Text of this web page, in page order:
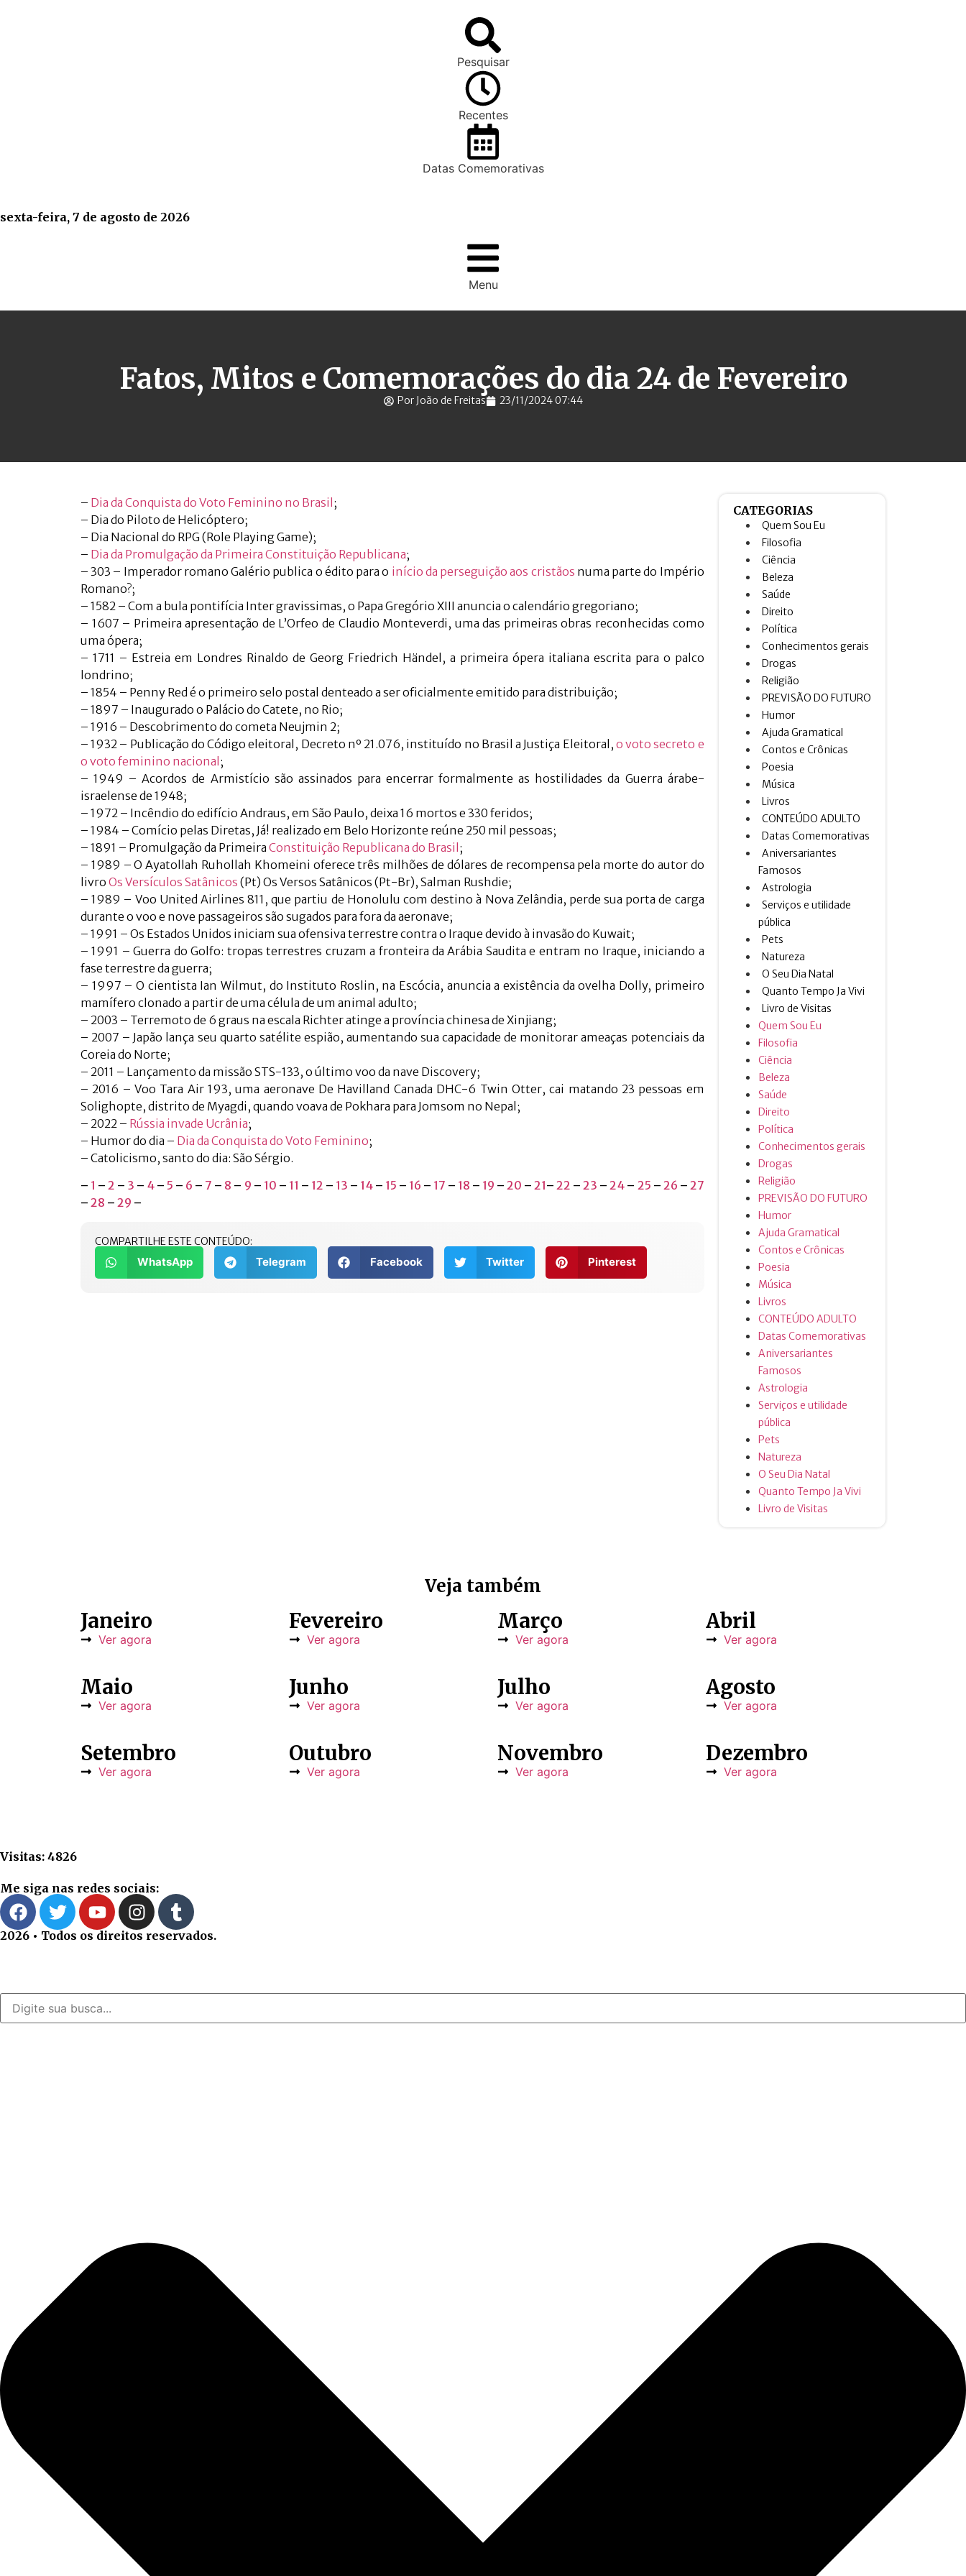
Pesquisar
Recentes
Datas Comemorativas
sexta-feira, 7 de agosto de 2026
Menu
Fatos, Mitos e Comemorações do dia 24 de Fevereiro
Por João de Freitas 23/11/2024 07:44
– Dia da Conquista do Voto Feminino no Brasil ;
– Dia do Piloto de Helicóptero;
– Dia Nacional do RPG (Role Playing Game);
– Dia da Promulgação da Primeira Constituição Republicana;
– 303 – Imperador romano Galério publica o édito para o início da perseguição aos cristãos numa parte do Império
Romano?;
– 1582 – Com a bula pontifícia Inter gravissimas, o Papa Gregório XIII anuncia o calendário gregoriano;
– 1607 – Primeira apresentação de L’Orfeo de Claudio Monteverdi, uma das primeiras obras reconhecidas como
uma ópera;
– 1711 – Estreia em Londres Rinaldo de Georg Friedrich Händel, a primeira ópera italiana escrita para o palco
londrino;
– 1854 – Penny Red é o primeiro selo postal denteado a ser oficialmente emitido para distribuição;
– 1897 – Inaugurado o Palácio do Catete, no Rio;
– 1916 – Descobrimento do cometa Neujmin 2;
– 1932 – Publicação do Código eleitoral, Decreto nº 21.076, instituído no Brasil a Justiça Eleitoral, o voto secreto e
o voto feminino nacional ;
– 1949 – Acordos de Armistício são assinados para encerrar formalmente as hostilidades da Guerra árabe-
israelense de 1948;
– 1972 – Incêndio do edifício Andraus, em São Paulo, deixa 16 mortos e 330 feridos;
– 1984 – Comício pelas Diretas, Já! realizado em Belo Horizonte reúne 250 mil pessoas;
– 1891 – Promulgação da Primeira Constituição Republicana do Brasil ;
– 1989 – O Ayatollah Ruhollah Khomeini oferece três milhões de dólares de recompensa pela morte do autor do
livro Os Versículos Satânicos (Pt) Os Versos Satânicos (Pt-Br), Salman Rushdie;
– 1989 – Voo United Airlines 811, que partiu de Honolulu com destino à Nova Zelândia, perde sua porta de carga
durante o voo e nove passageiros são sugados para fora da aeronave;
– 1991 – Os Estados Unidos iniciam sua ofensiva terrestre contra o Iraque devido à invasão do Kuwait;
– 1991 – Guerra do Golfo: tropas terrestres cruzam a fronteira da Arábia Saudita e entram no Iraque, iniciando a
fase terrestre da guerra;
– 1997 – O cientista Ian Wilmut, do Instituto Roslin, na Escócia, anuncia a existência da ovelha Dolly, primeiro
mamífero clonado a partir de uma célula de um animal adulto;
– 2003 – Terremoto de 6 graus na escala Richter atinge a província chinesa de Xinjiang;
– 2007 – Japão lança seu quarto satélite espião, aumentando sua capacidade de monitorar ameaças potenciais da
Coreia do Norte;
– 2011 – Lançamento da missão STS-133, o último voo da nave Discovery;
– 2016 – Voo Tara Air 193, uma aeronave De Havilland Canada DHC-6 Twin Otter, cai matando 23 pessoas em
Solighopte, distrito de Myagdi, quando voava de Pokhara para Jomsom no Nepal;
– 2022 – Rússia invade Ucrânia;
– Humor do dia – Dia da Conquista do Voto Feminino;
– Catolicismo, santo do dia: São Sérgio.
– 1 –2 – 3 – 4 – 5 – 6 – 7 – 8 – 9 – 10 – 11 – 12 – 13 – 14– 15 – 16 – 17 – 18 – 19 –20 –21–22 –23 –24 – 25 – 26 – 27
– 28 – 29 –
COMPARTILHE ESTE CONTEÚDO:
WhatsApp Telegram Facebook Twitter Pinterest
CATEGORIAS
Quem Sou Eu
Filosofia
Ciência
Beleza
Saúde
Direito
Política
Conhecimentos gerais
Drogas
Religião
PREVISÃO DO FUTURO
Humor
Ajuda Gramatical
Contos e Crônicas
Poesia
Música
Livros
CONTEÚDO ADULTO
Datas Comemorativas
Aniversariantes
Famosos
Astrologia
Serviços e utilidade
pública
Pets
Natureza
O Seu Dia Natal
Quanto Tempo Ja Vivi
Livro de Visitas
Quem Sou Eu
Filosofia
Ciência
Beleza
Saúde
Direito
Política
Conhecimentos gerais
Drogas
Religião
PREVISÃO DO FUTURO
Humor
Ajuda Gramatical
Contos e Crônicas
Poesia
Música
Livros
CONTEÚDO ADULTO
Datas Comemorativas
Aniversariantes
Famosos
Astrologia
Serviços e utilidade
pública
Pets
Natureza
O Seu Dia Natal
Quanto Tempo Ja Vivi
Livro de Visitas
Veja também
Janeiro
Ver agora
Fevereiro
Ver agora
Março
Ver agora
Abril
Ver agora
Maio
Ver agora
Junho
Ver agora
Julho
Ver agora
Agosto
Ver agora
Setembro
Ver agora
Outubro
Ver agora
Novembro
Ver agora
Dezembro
Ver agora
Visitas: 4826
Me siga nas redes sociais:
2026 • Todos os direitos reservados.